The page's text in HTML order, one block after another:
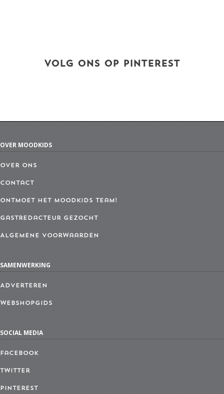
VOLG ONS OP PINTEREST
OVER MOODKIDS
Over ons
Contact
Ontmoet het MoodKids Team!
Gastredacteur gezocht
Algemene Voorwaarden
SAMENWERKING
Adverteren
Webshopgids
SOCIAL MEDIA
Facebook
Twitter
Pinterest